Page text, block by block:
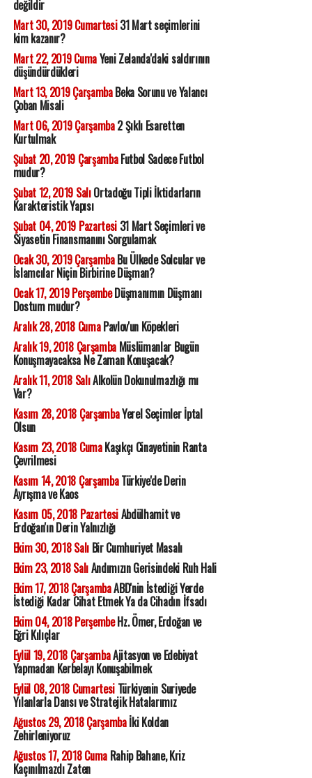
değildir
Mart 30, 2019 Cumartesi31 Mart seçimlerini
kim kazanır?
Mart 22, 2019 CumaYeni Zelanda'daki saldırının
düşündürdükleri
Mart 13, 2019 ÇarşambaBeka Sorunu ve Yalancı
Çoban Misali
Mart 06, 2019 Çarşamba2 Şıklı Esaretten
Kurtulmak
Şubat 20, 2019 ÇarşambaFutbol Sadece Futbol
mudur?
Şubat 12, 2019 SalıOrtadoğu Tipli İktidarların
Karakteristik Yapısı
Şubat 04, 2019 Pazartesi31 Mart Seçimleri ve
Siyasetin Finansmanını Sorgulamak
Ocak 30, 2019 ÇarşambaBu Ülkede Solcular ve
İslamcılar Niçin Birbirine Düşman?
Ocak 17, 2019 PerşembeDüşmanımın Düşmanı
Dostum mudur?
Aralık 28, 2018 CumaPavlov'un Köpekleri
Aralık 19, 2018 ÇarşambaMüslümanlar Bugün
Konuşmayacaksa Ne Zaman Konuşacak?
Aralık 11, 2018 SalıAlkolün Dokunulmazlığı mı
Var?
Kasım 28, 2018 ÇarşambaYerel Seçimler İptal
Olsun
Kasım 23, 2018 CumaKaşıkçı Cinayetinin Ranta
Çevrilmesi
Kasım 14, 2018 ÇarşambaTürkiye'de Derin
Ayrışma ve Kaos
Kasım 05, 2018 PazartesiAbdülhamit ve
Erdoğan'ın Derin Yalnızlığı
Ekim 30, 2018 SalıBir Cumhuriyet Masalı
Ekim 23, 2018 SalıAndımızın Gerisindeki Ruh Hali
Ekim 17, 2018 ÇarşambaABD'nin İstediği Yerde
İstediği Kadar Cihat Etmek Ya da Cihadın İfsadı
Ekim 04, 2018 PerşembeHz. Ömer, Erdoğan ve
Eğri Kılıçlar
Eylül 19, 2018 ÇarşambaAjitasyon ve Edebiyat
Yapmadan Kerbelayı Konuşabilmek
Eylül 08, 2018 CumartesiTürkiyenin Suriyede
Yılanlarla Dansı ve Stratejik Hatalarımız
Ağustos 29, 2018 Çarşambaİki Koldan
Zehirleniyoruz
Ağustos 17, 2018 CumaRahip Bahane, Kriz
Kaçınılmazdı Zaten